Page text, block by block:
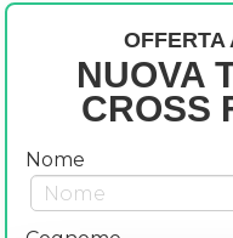
OFFERTA
NUOVA
CROSS
Nome